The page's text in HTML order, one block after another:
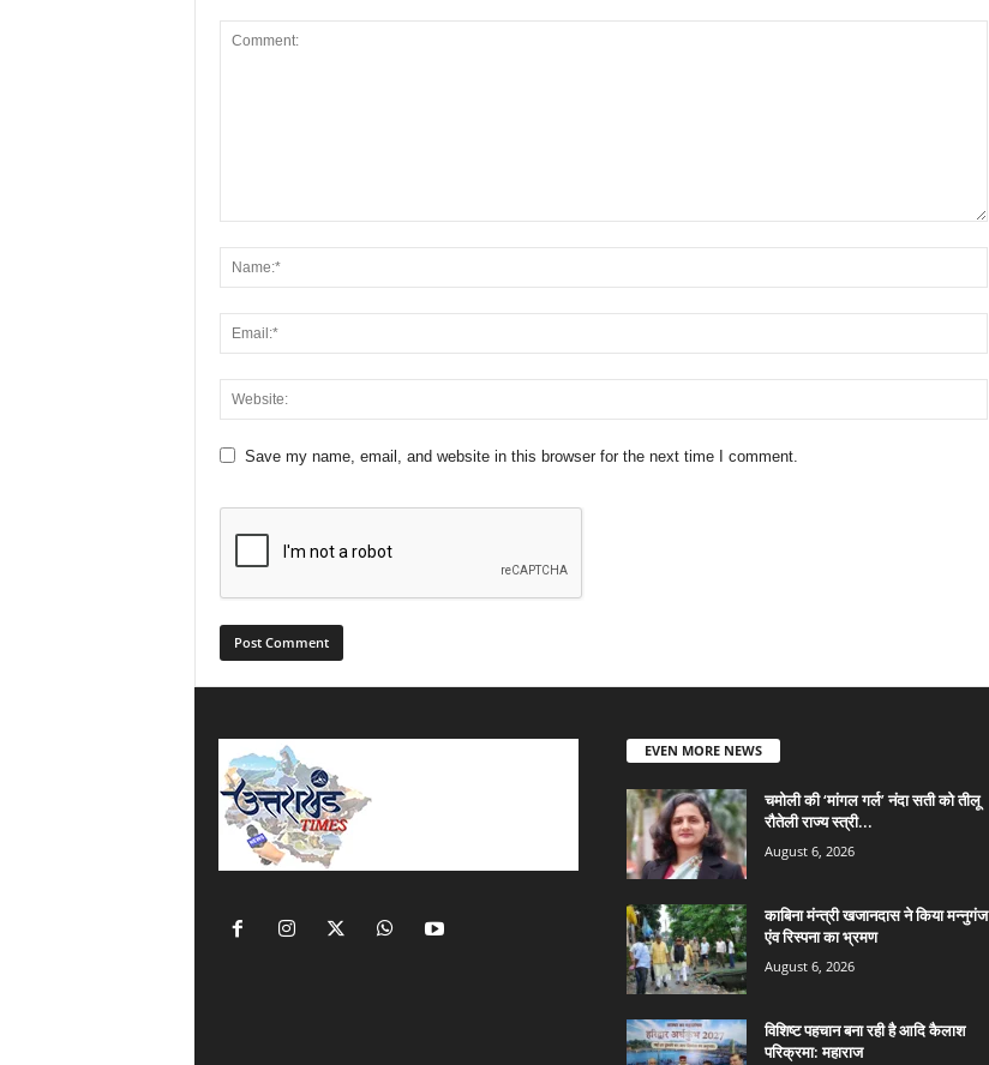
Save my name, email, and website in this browser for the next time I comment.
EVEN MORE NEWS
चमोली की ‘मांगल गर्ल’ नंदा सती को तीलू
रौतेली राज्य स्त्री...
August 6, 2026
काबिना मंन्त्री खजानदास ने किया मन्नुगंज
एंव रिस्पना का भ्रमण
August 6, 2026
विशिष्ट पहचान बना रही है आदि कैलाश
परिक्रमा: महाराज